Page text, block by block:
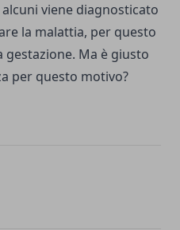
alcuni viene diagnosticato
la malattia, per questo
Ma è giusto
per questo motivo?